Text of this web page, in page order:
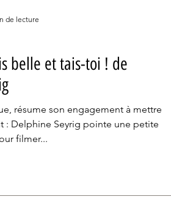
belle et tais-toi ! de
résume son engagement à mettre
: Delphine Seyrig pointe une petite
filmer...
de lecture